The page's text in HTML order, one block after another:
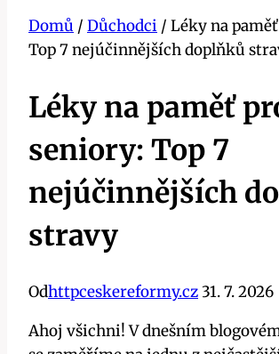
Domů / Důchodci / Léky na
Top 7 nejúčinnějších doplňků
Léky na paměť
seniory: Top 7
nejúčinnějších
stravy
Odhttpceskereformy.cz31. 7. 2026
Ahoj všichni! V dnešním